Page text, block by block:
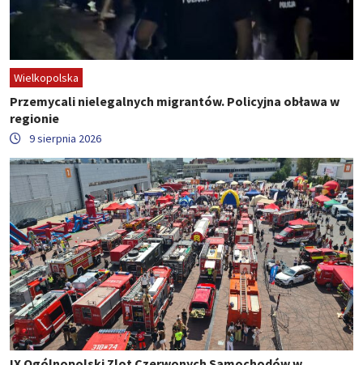
Wielkopolska
Przemycali nielegalnych migrantów. Policyjna obława w
regionie
9 sierpnia 2026